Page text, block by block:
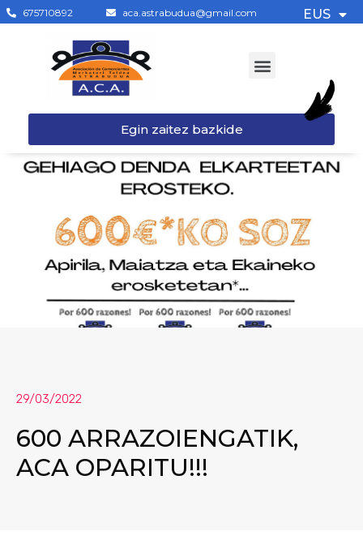
675710892 aca.astrabudua@gmail.com EUS
Egin zaitez bazkide
29/03/2022
600 ARRAZOIENGATIK,
ACA OPARITU!!!